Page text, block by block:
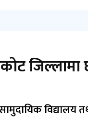
जिल्लामा
विद्यालय